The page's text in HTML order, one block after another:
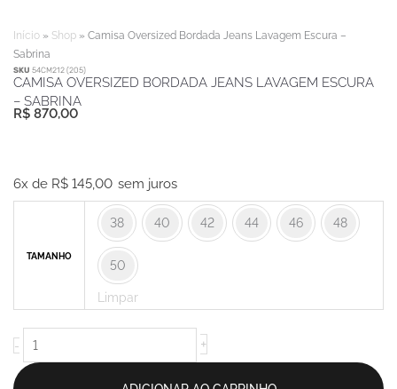
Início » Shop » Camisa Oversized Bordada Jeans Lavagem Escura –
Sabrina
SKU 54CM212 (205)
CAMISA OVERSIZED BORDADA JEANS LAVAGEM ESCURA
– SABRINA
R$ 870,00
6x de R$ 145,00 sem juros
TAMANHO
38 40 42 44 46 48
50
Limpar
-
Oversized
Bordada
Sabrina
+